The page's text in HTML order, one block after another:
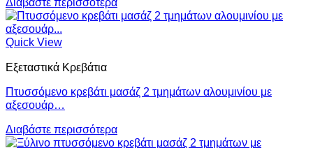
Quick View
Εξεταστικά Κρεβάτια
Πτυσσόμενο κρεβάτι μασάζ 2 τμημάτων αλουμινίου με
αξεσουάρ…
Διαβάστε περισσότερα